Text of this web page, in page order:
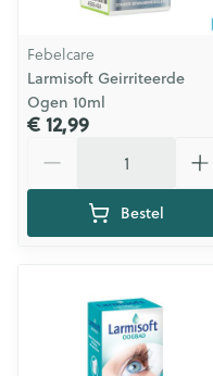
Febelcare
Larmisoft Geirriteerde
Ogen 10ml
€ 12,99
Bestel